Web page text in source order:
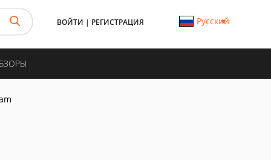
ВОЙТИ | РЕГИСТРАЦИЯ Русский